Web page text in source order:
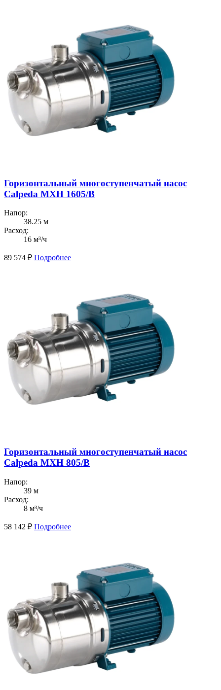
Горизонтальный многоступенчатый насос
Calpeda MXH 1605/B
Напор:
38.25 м
Расход:
16 м³/ч
89 574 ₽ Подробнее
Горизонтальный многоступенчатый насос
Calpeda MXH 805/B
Напор:
39 м
Расход:
8 м³/ч
58 142 ₽ Подробнее